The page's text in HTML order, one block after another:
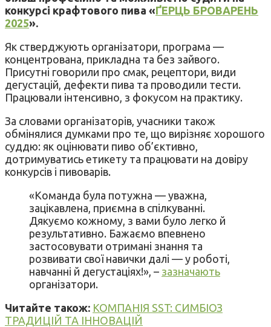
конкурсі крафтового пива «ҐЕРЦЬ БРОВАРЕНЬ
2025».
Як стверджують організатори, програма —
концентрована, прикладна та без зайвого.
Присутні говорили про смак, рецептори, види
дегустацій, дефекти пива та проводили тести.
Працювали інтенсивно, з фокусом на практику.
За словами організаторів, учасники також
обмінялися думками про те, що вирізняє хорошого
суддю: як оцінювати пиво об’єктивно,
дотримуватись етикету та працювати на довіру
конкурсів і пивоварів.
«Команда була потужна — уважна,
зацікавлена, приємна в спілкуванні.
Дякуємо кожному, з вами було легко й
результативно. Бажаємо впевнено
застосовувати отримані знання та
розвивати свої навички далі — у роботі,
навчанні й дегустаціях!», – зазначають
організатори.
Читайте також: КОМПАНІЯ SST: СИМБІОЗ
ТРАДИЦІЙ ТА ІННОВАЦІЙ